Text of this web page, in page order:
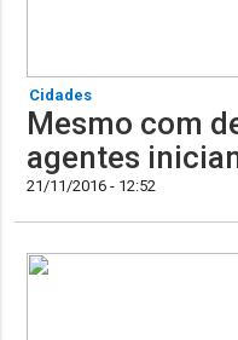
Cidades
Mesmo com
agentes
21/11/2016 - 12:52